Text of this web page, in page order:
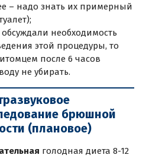
– надо знать их примерный
необходимость
этой процедуры, то
после 6 часов
не убирать.
брюшной
(плановое)
голодная диета 8-12